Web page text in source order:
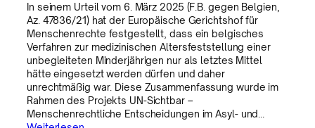
In seinem Urteil vom 6. März 2025 (F.B. gegen Belgien,
Az. 47836/21) hat der Europäische Gerichtshof für
Menschenrechte festgestellt, dass ein belgisches
Verfahren zur medizinischen Altersfeststellung einer
unbegleiteten Minderjährigen nur als letztes Mittel
hätte eingesetzt werden dürfen und daher
unrechtmäßig war. Diese Zusammenfassung wurde im
Rahmen des Projekts UN-Sichtbar –
Menschenrechtliche Entscheidungen im Asyl- und…